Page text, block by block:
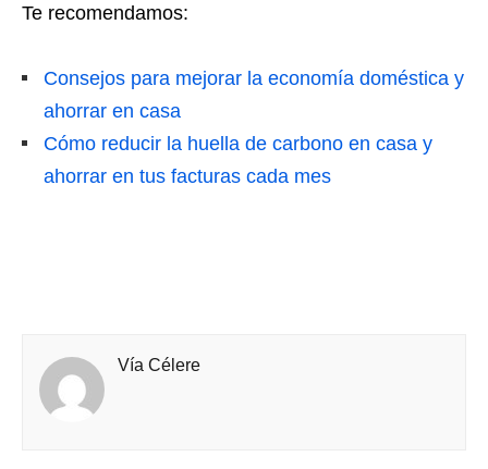
Te recomendamos:
Consejos para mejorar la economía doméstica y
ahorrar en casa
Cómo reducir la huella de carbono en casa y
ahorrar en tus facturas cada mes
Vía Célere